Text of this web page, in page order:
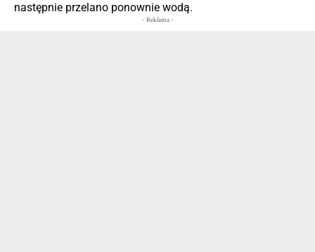
następnie przelano ponownie wodą.
- Reklama -